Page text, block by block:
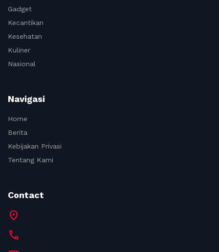
Gadget
Kecantikan
Kesehatan
Kuliner
Nasional
Navigasi
Home
Berita
Kebijakan Privasi
Tentang Kami
Contact
location_on
call